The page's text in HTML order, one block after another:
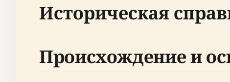
Историческая
Происхождение и